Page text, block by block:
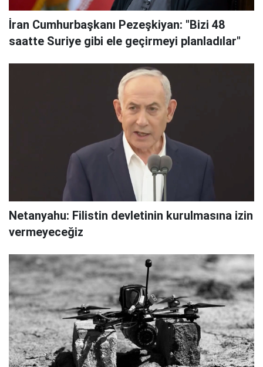
İran Cumhurbaşkanı Pezeşkiyan: "Bizi 48
saatte Suriye gibi ele geçirmeyi planladılar"
Netanyahu: Filistin devletinin kurulmasına izin
vermeyeceğiz